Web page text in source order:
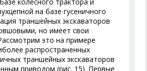
на базе гусеничного
траншейных экскаваторов
но имеет свои
это на примере
распространенных
траншейных экскаваторов
приводом (рис. 15). Первые